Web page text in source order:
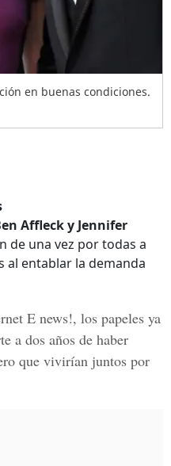
en buenas condiciones.
Affleck y Jennifer
de una vez por todas a
al entablar la demanda
E news!, los papeles ya
a dos años de haber
que vivirían juntos por